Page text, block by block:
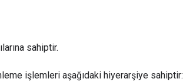
sahiptir.
işlemleri aşağıdaki hiyerarşiye sahiptir: